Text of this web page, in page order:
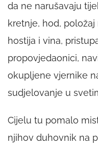
da ne narušavaju
kretnje, hod,
hostija i vina,
propovjedaonici,
okupljene vjernike
sudjelovanje u
Cijelu tu pomalo
njihov duhovnik na